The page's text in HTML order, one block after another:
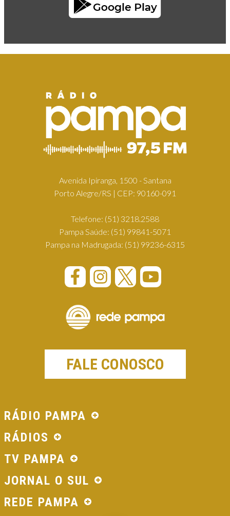
Avenida Ipiranga, 1500 - Santana
Porto Alegre/RS | CEP: 90160-091
Telefone: (51) 3218.2588
Pampa Saúde: (51) 99841-5071
Pampa na Madrugada: (51) 99236-6315
FALE CONOSCO
RÁDIO PAMPA
RÁDIOS
TV PAMPA
JORNAL O SUL
REDE PAMPA